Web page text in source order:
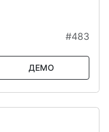
#483
ДЕМО